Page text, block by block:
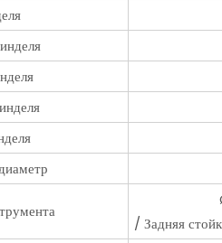
/ Задняя